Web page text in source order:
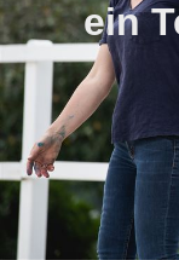
ein